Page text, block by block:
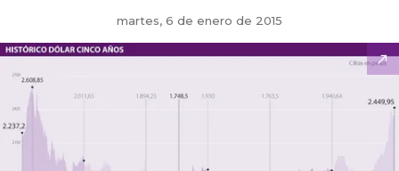
martes, 6 de enero de 2015